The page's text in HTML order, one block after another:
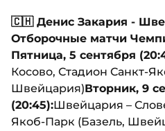
🇨🇭 Денис Закария -
Отборочные матчи
Пятница, 5 сентября
Косово, Стадион Санкт-
Швейцария)Вторник, 9
(20:45):Швейцария –
Якоб-Парк (Базель,